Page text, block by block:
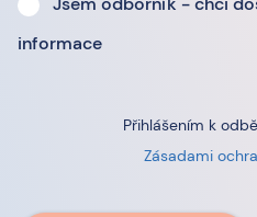
informace
Přihlášením k
Zásadami